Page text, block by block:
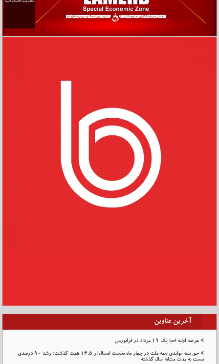
آخرین عناوین
عرضه اولیه احیا یک ۱۹ مرداد در فرابورس
حق بیمه تولیدی بیمه ملت در چهار ماه نخست امسال از 14.5 همت گذشت؛ رشد 90 درصدی
نسبت به مدت مشابه سال گذشته